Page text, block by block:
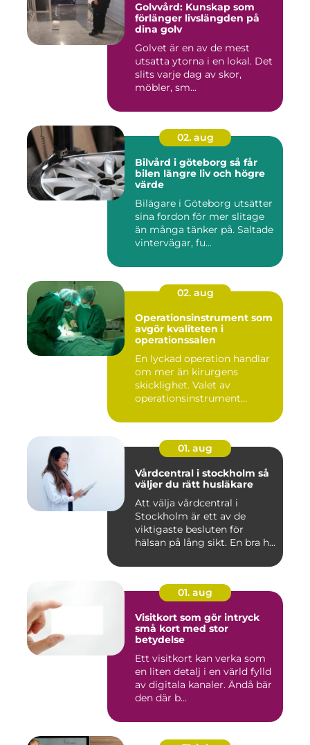
Golvvård: Kunskap som
förlänger livslängden på
dina golv
Golvet är en av de mest
utsatta ytorna i en lokal. Det
slits varje dag av skor,
möbler, sm...
02. aug
Bilvård i göteborg så får
bilen längre liv och högre
värde
Bilägare i Göteborg utsätter
sina fordon för mer slitage
än många tänker på. Saltade
vintervägar, fu...
02. aug
Operationsinstrument som
avgör kvaliteten i
operationssalen
En lyckad operation handlar
om mer än kirurgens
skicklighet. Valet av
operationsinstrument
01. aug
Vårdcentral i stockholm så
väljer du rätt husläkare
Att välja vårdcentral i
Stockholm är ett av de
viktigaste besluten för
hälsan på lång sikt. En bra h...
01. aug
Visitkort som gör intryck
små kort med stor
betydelse
Ett visitkort kan verka som
en liten detalj i en värld fylld
av digitala kanaler. Ändå bär
den där b...